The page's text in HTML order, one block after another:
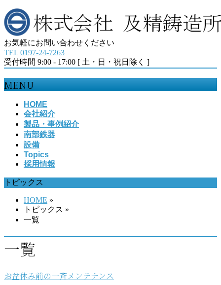
お気軽にお問い合わせください
TEL 0197-24-7263
受付時間 9:00 - 17:00 [ 土・日・祝日除く ]
MENU
す
HOME
会社紹介
製品・事例紹介
南部鉄器
設備
Topics
採用情報
トピックス
HOME »
トピックス »
一覧
一覧
お盆休み前の一斉メンテナンス